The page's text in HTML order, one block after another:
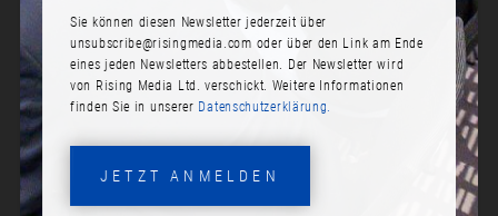
DESIGN THINKING:
DATENBASIERTES CLUSTERING
UNSERER
GASTRONOMIEKUNDEN - EIN
HANDLUNGSORIENTIERTER
ANSATZ ZUR
KUNDENORIENTIERTEN
ANSPRACHE
Sie können diesen Newsletter jederzeit über
unsubscribe@risingmedia.com oder über den Link am Ende
eines jeden Newsletters abbestellen. Der Newsletter wird
von Rising Media Ltd. verschickt. Weitere Informationen
finden Sie in unserer Datenschutzerklärung.
JETZT ANMELDEN